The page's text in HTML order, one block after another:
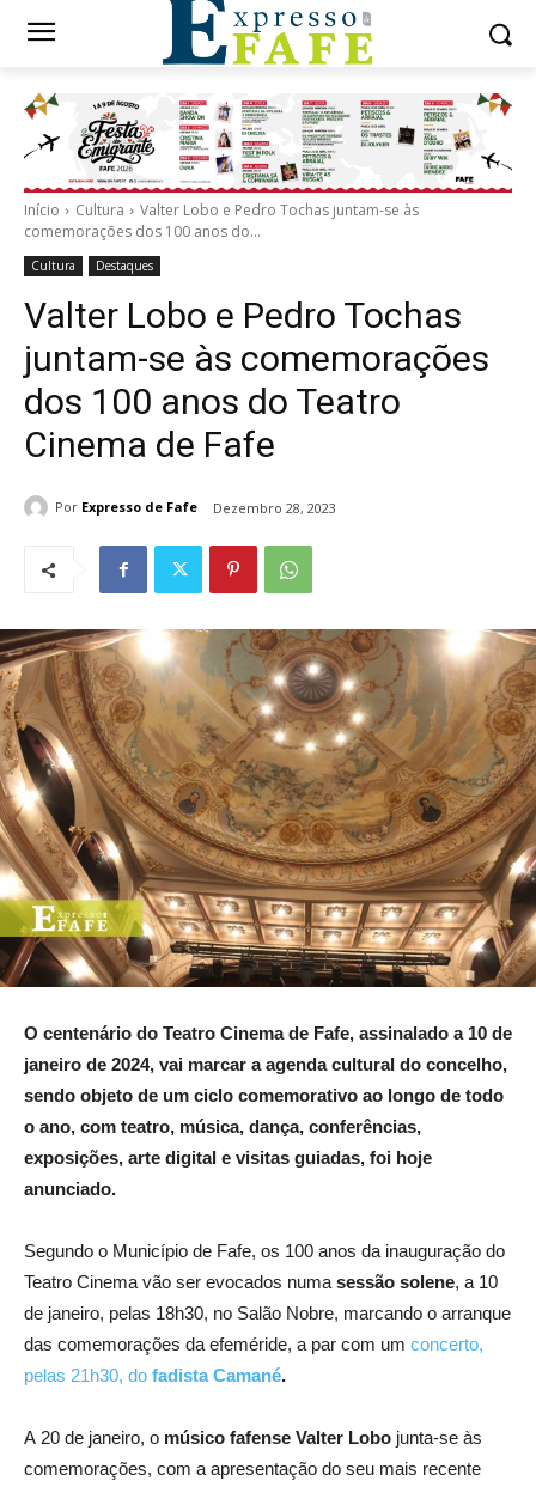
Início Cultura
Valter Lobo e Pedro Tochas juntam-se às
comemorações dos 100 anos do...
Cultura Destaques
Valter Lobo e Pedro Tochas
juntam-se às comemorações
dos 100 anos do Teatro
Cinema de Fafe
Por Expresso de Fafe Dezembro 28, 2023
O centenário do Teatro Cinema de Fafe, assinalado a 10 de
janeiro de 2024, vai marcar a agenda cultural do concelho,
sendo objeto de um ciclo comemorativo ao longo de todo
o ano, com teatro, música, dança, conferências,
exposições, arte digital e visitas guiadas, foi hoje
anunciado.
Segundo o Município de Fafe, os 100 anos da inauguração do
Teatro Cinema vão ser evocados numa sessão solene, a 10
de janeiro, pelas 18h30, no Salão Nobre, marcando o arranque
das comemorações da efeméride, a par com um concerto,
pelas 21h30, do fadista Camané.
A 20 de janeiro, o músico fafense Valter Lobo junta-se às
comemorações, com a apresentação do seu mais recente